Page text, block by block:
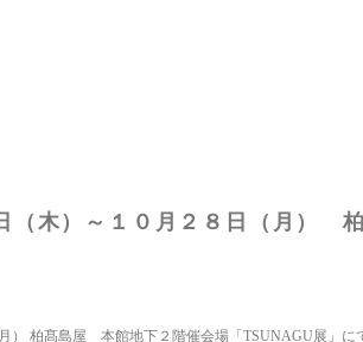
（木）～１０月２８日（月）
） 柏髙島屋 本館地下２階催会場「TSUNAGU展」に